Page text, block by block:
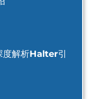
解析Halter引